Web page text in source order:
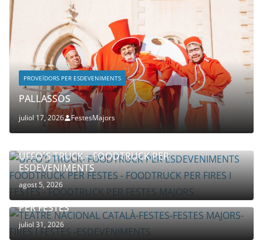
PROVEÏDORS PER ESDEVENIMENTS
PALLASSOS
juliol 17, 2026 FestesMajors
UFFO´S TRUCK – FOODTRUCK PER
ESDEVENIMENTS
agost 5, 2026
COMPANYIA TENAC – TEATRE NACIONAL CATALÀ
PER FESTES
juliol 31, 2026